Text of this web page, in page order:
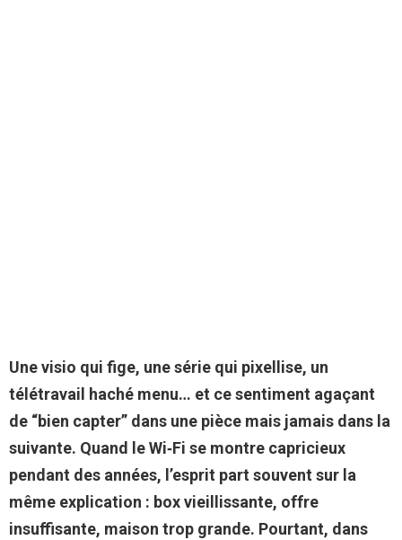
Une visio qui fige, une série qui pixellise, un
télétravail haché menu… et ce sentiment agaçant
de “bien capter” dans une pièce mais jamais dans la
suivante. Quand le Wi‑Fi se montre capricieux
pendant des années, l’esprit part souvent sur la
même explication : box vieillissante, offre
insuffisante, maison trop grande. Pourtant, dans